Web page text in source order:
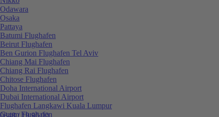
0848 / 19 96 00
Odawara
Osaka
Pattaya
Batumi Flughafen
Beirut Flughafen
Ben Gurion Flughafen Tel Aviv
Chiang Mai Flughafen
Chiang Rai Flughafen
Chitose Flughafen
Doha International Airport
Dubai International Airport
Flughafen Langkawi Kuala Lumpur
Guam Flughafen